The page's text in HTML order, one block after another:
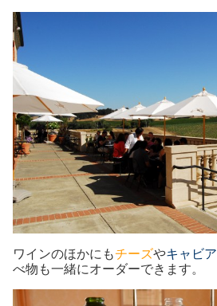
ワインのほかにもチーズやキャビア
べ物も一緒にオーダーできます。